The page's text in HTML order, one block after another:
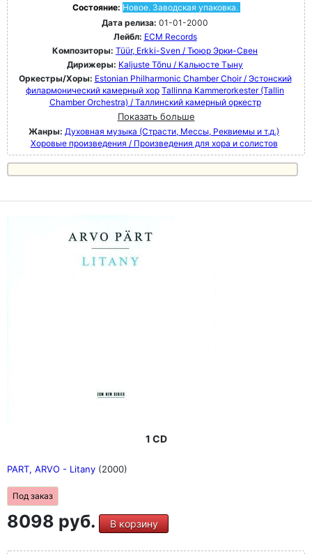
Состояние: Новое. Заводская упаковка.
Дата релиза: 01-01-2000
Лейбл: ECM Records
Композиторы: Tüür, Erkki-Sven / Тююр Эрки-Свен
Дирижеры: Kaljuste Tõnu / Кальюсте Тыну
Оркестры/Хоры: Estonian Philharmonic Chamber Choir / Эстонский
филармонический камерный хор Tallinna Kammerorkester (Tallin
Chamber Orchestra) / Таллинский камерный оркестр
Показать больше
Жанры: Духовная музыка (Страсти, Мессы, Реквиемы и т.д.)
Хоровые произведения / Произведения для хора и солистов
1 CD
PART, ARVO - Litany (2000)
Под заказ
8098 руб. В корзину